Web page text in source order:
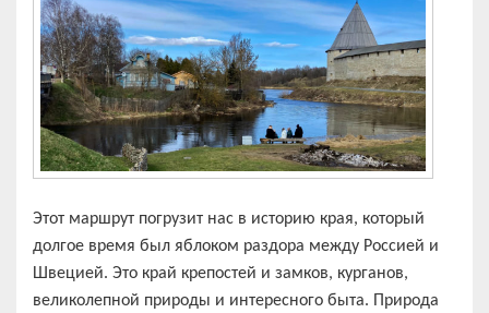
Этот маршрут погрузит нас в историю края, который
долгое время был яблоком раздора между Россией и
Швецией. Это край крепостей и замков, курганов,
великолепной природы и интересного быта. Природа